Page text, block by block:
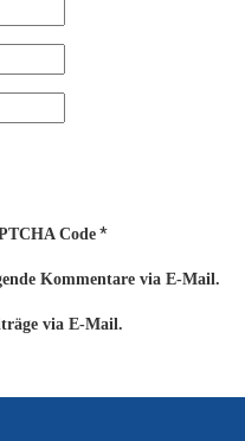
Code *
Kommentare via E-Mail.
via E-Mail.